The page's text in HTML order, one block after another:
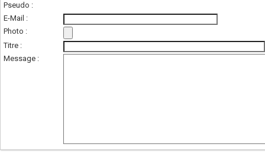
Pseudo :
E-Mail :
Photo :
Titre :
Message :